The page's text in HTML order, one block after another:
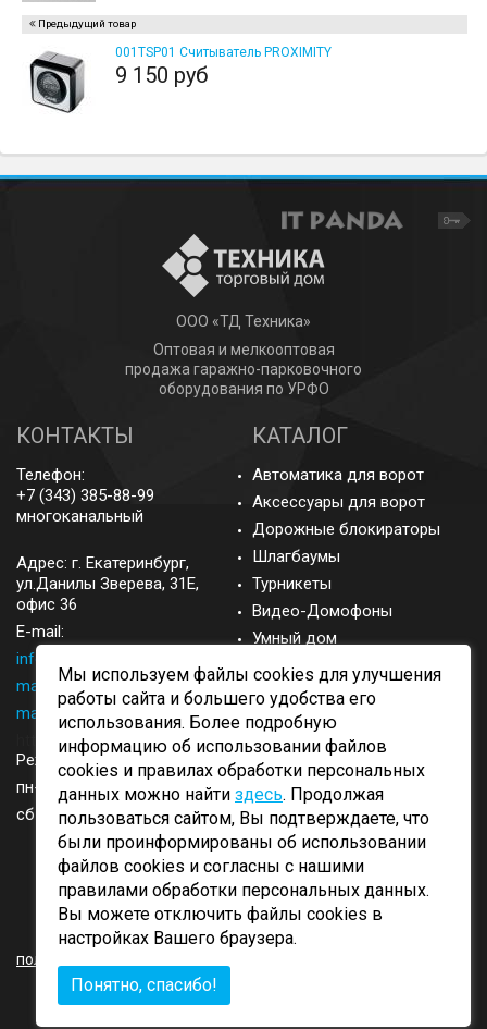
Предыдущий товар
001TSP01 Считыватель PROXIMITY
9 150 руб
ООО «ТД Техника»
Оптовая и мелкооптовая
продажа гаражно-парковочного
оборудования по УРФО
КОНТАКТЫ
Телефон:
+7 (343) 385-88-99
многоканальный
Адрес: г. Екатеринбург,
ул.Данилы Зверева, 31Е,
офис 36
E-mail:
info@came-ekb.ru
manager@came-ekb.ru,
manager2@came-ekb.ru,
https://tt.me/came-ekb
Режим работы:
пн-пт: с 8:00-17:00
сб-вск: выходные
КАТАЛОГ
Автоматика для ворот
Аксессуары для ворот
Дорожные блокираторы
Шлагбаумы
Турникеты
Видео-Домофоны
Умный дом
Запасные части
Аксессуары
ОБРАТНЫЙ ЗВОНОК
Мы используем файлы cookies для улучшения
работы сайта и большего удобства его
использования. Более подробную
информацию об использовании файлов
cookies и правилах обработки персональных
данных можно найти здесь. Продолжая
пользоваться сайтом, Вы подтверждаете, что
были проинформированы об использовании
файлов cookies и согласны с нашими
правилами обработки персональных данных.
Вы можете отключить файлы cookies в
настройках Вашего браузера.
Понятно, спасибо!
политика конфиденциальности